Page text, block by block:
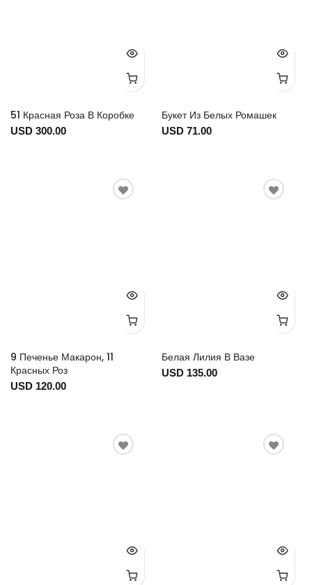
51 Красная Роза В Коробке
USD 300.00
Букет Из Белых Ромашек
USD 71.00
9 Печенье Макарон, 11
Красных Роз
USD 120.00
Белая Лилия В Вазе
USD 135.00